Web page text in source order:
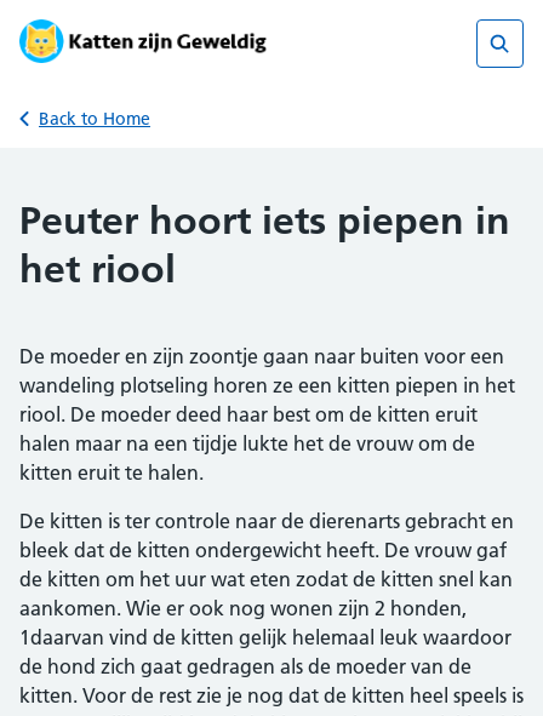
Skip
Back to Home
Peuter hoort iets piepen in
het riool
De moeder en zijn zoontje gaan naar buiten voor een
wandeling plotseling horen ze een kitten piepen in het
riool. De moeder deed haar best om de kitten eruit
halen maar na een tijdje lukte het de vrouw om de
kitten eruit te halen.
De kitten is ter controle naar de dierenarts gebracht en
bleek dat de kitten ondergewicht heeft. De vrouw gaf
de kitten om het uur wat eten zodat de kitten snel kan
aankomen. Wie er ook nog wonen zijn 2 honden,
1daarvan vind de kitten gelijk helemaal leuk waardoor
de hond zich gaat gedragen als de moeder van de
kitten. Voor de rest zie je nog dat de kitten heel speels is